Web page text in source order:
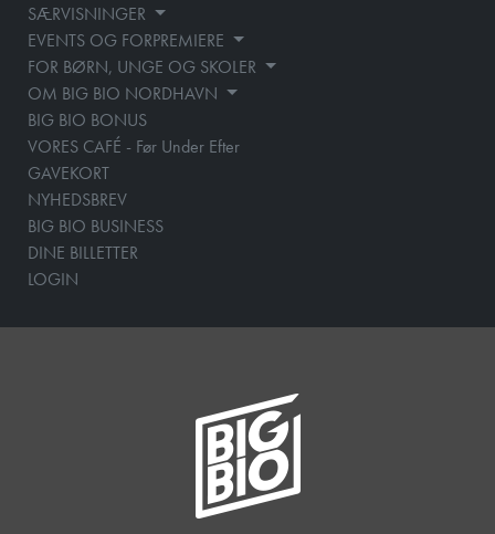
SÆRVISNINGER
EVENTS OG FORPREMIERE
FOR BØRN, UNGE OG SKOLER
OM BIG BIO NORDHAVN
BIG BIO BONUS
VORES CAFÉ - Før Under Efter
GAVEKORT
NYHEDSBREV
BIG BIO BUSINESS
DINE BILLETTER
LOGIN